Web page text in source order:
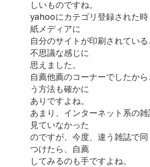
しいものですね。
yahooにカテゴリ登録された時
紙メディアに
自分のサイトが印刷されてい
不思議な感じに
思えました。
自薦他薦のコーナーでしたか
う方法も確かに
ありですよね。
あまり、インターネット系の
見ていなかった
のですが、今度、違う雑誌で
つけたら、自薦
してみるのも手ですよね。